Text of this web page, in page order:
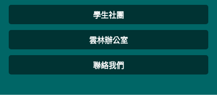
學生社團
雲林辦公室
聯絡我們